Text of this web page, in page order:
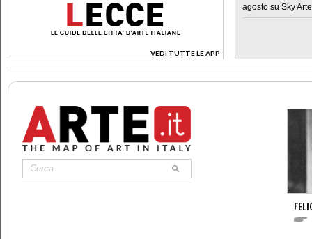
VEDI TUTTE LE APP
>
agosto su Sky Arte